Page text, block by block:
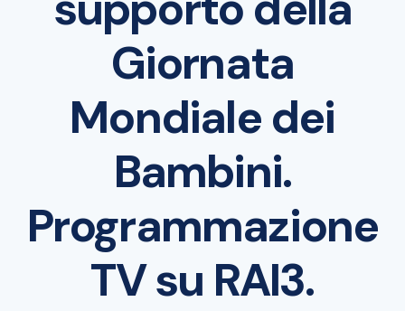
Giornata
Mondiale dei
Bambini.
Programmazione
TV su RAI3.